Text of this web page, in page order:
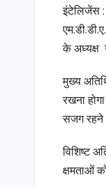
इंटेलिजेंस :
के अध्यक्ष
मुख्य
रखना
सजग रहने
विशिष्ट
क्षमताओं